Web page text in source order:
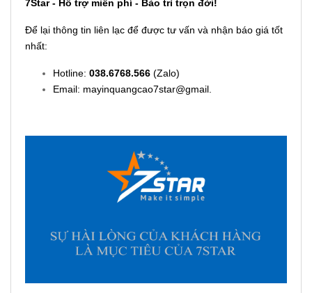
7Star - Hỗ trợ miễn phí - Bảo trì trọn đời!
Để lại thông tin liên lạc để được tư vấn và nhận báo giá tốt
nhất:
Hotline: 038.6768.566 (Zalo)
Email: mayinquangcao7star@gmail.